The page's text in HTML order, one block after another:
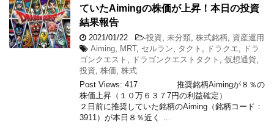
ていたAimingの株価が上昇！本日の投資
結果報告
2021/01/22 -投資 未分類 株式銘柄
資産運用
Aiming MRT, セルラン タクト ドラクエ
ドラ
ゴンクエスト
ドラゴンクエストタクト 仮想通貨
投資 株価 株式
Post Views: 417 推奨銘柄Aimingが８％の
株価上昇（１０万６３７7円の利益確定）
２日前に推奨していた銘柄のAiming（銘柄コード：
3911）が本日８％近く …